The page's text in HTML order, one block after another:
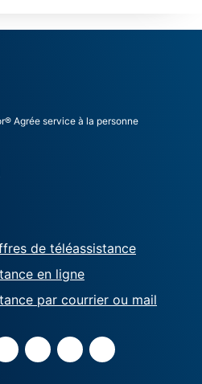
Agrée service à la personne
de téléassistance
en ligne
par courrier ou mail